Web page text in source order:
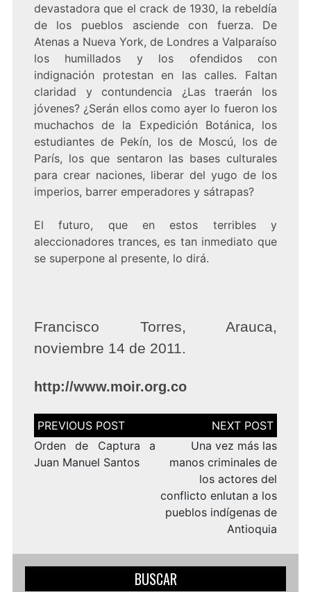
devastadora que el crack de 1930, la rebeldía
de los pueblos asciende con fuerza. De
Atenas a Nueva York, de Londres a Valparaíso
los humillados y los ofendidos con
indignación protestan en las calles. Faltan
claridad y contundencia ¿Las traerán los
jóvenes? ¿Serán ellos como ayer lo fueron los
muchachos de la Expedición Botánica, los
estudiantes de Pekín, los de Moscú, los de
París, los que sentaron las bases culturales
para crear naciones, liberar del yugo de los
imperios, barrer emperadores y sátrapas?
El futuro, que en estos terribles y
aleccionadores trances, es tan inmediato que
se superpone al presente, lo dirá.
Francisco Torres, Arauca,
noviembre 14 de 2011.
http://www.moir.org.co
Navegación
de
entradas
Orden de Captura a
Juan Manuel Santos
Una vez más las
manos criminales de
los actores del
conflicto enlutan a los
pueblos indígenas de
Antioquia
BUSCAR